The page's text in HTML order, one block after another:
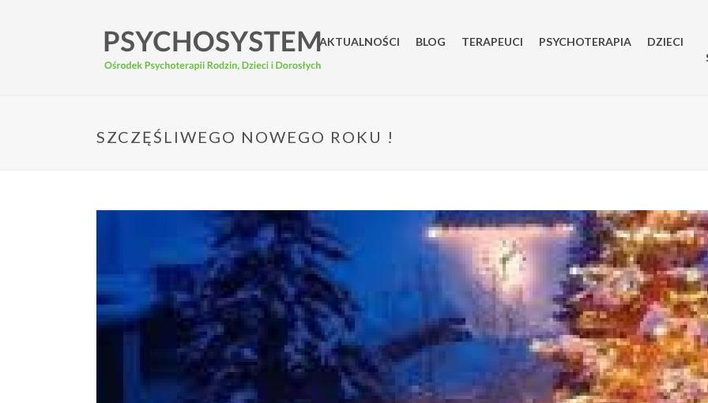
AKTUALNOŚCI BLOG TERAPEUCI PSYCHOTERAPIA
DZIECI
SZCZĘŚLIWEGO NOWEGO ROKU !